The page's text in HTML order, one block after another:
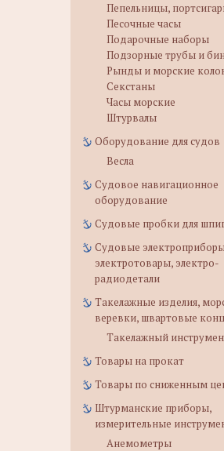
Пепельницы,
Песочные часы
Подарочные наборы
Подзорные трубы и
Рынды и морские
Секстаны
Часы морские
Штурвалы
Оборудование для судов
Весла
Судовое навигационное
оборудование
Судовые пробки для
Судовые
электротовары, электро-
радиодетали
Такелажные изделия,
веревки, швартовые
Такелажный
Товары на прокат
Товары по сниженным
Штурманские приборы,
измерительные
Анемометры